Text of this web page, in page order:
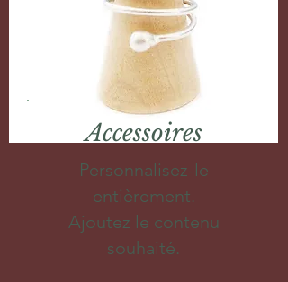
Accessoires
Personnalisez-le
entièrement.
Ajoutez le contenu
souhaité.